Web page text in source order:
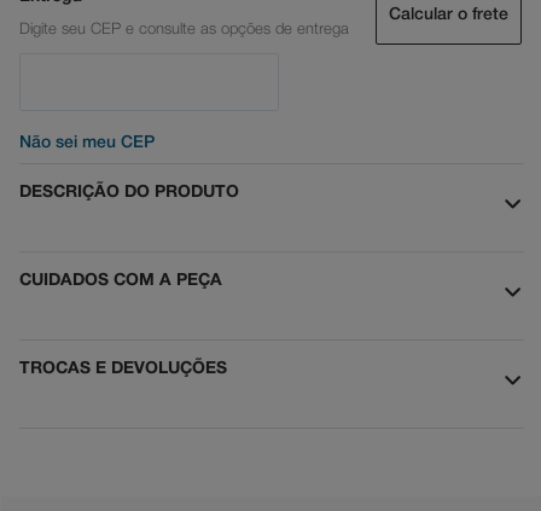
Não sei meu CEP
Calcular o frete
DESCRIÇÃO DO PRODUTO
CUIDADOS COM A PEÇA
TROCAS E DEVOLUÇÕES